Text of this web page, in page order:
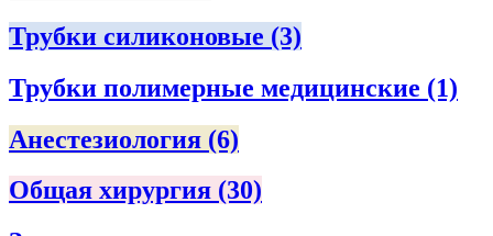
Трубки силиконовые (3)
Трубки полимерные медицинские (1)
Анестезиология (6)
Общая хирургия (30)